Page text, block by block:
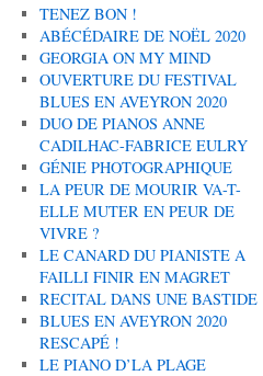
TENEZ BON !
ABÉCÉDAIRE DE NOËL 2020
GEORGIA ON MY MIND
OUVERTURE DU FESTIVAL
BLUES EN AVEYRON 2020
DUO DE PIANOS ANNE
CADILHAC-FABRICE EULRY
GÉNIE PHOTOGRAPHIQUE
LA PEUR DE MOURIR VA-T-
ELLE MUTER EN PEUR DE
VIVRE ?
LE CANARD DU PIANISTE A
FAILLI FINIR EN MAGRET
RECITAL DANS UNE BASTIDE
BLUES EN AVEYRON 2020
RESCAPÉ !
LE PIANO D’LA PLAGE